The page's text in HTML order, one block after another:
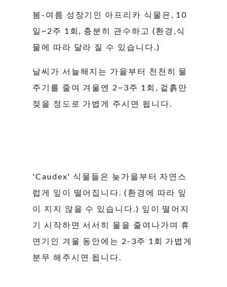
봄-여름 성장기인 아프리카 식물은, 10
일~2주 1회, 충분히 관수하고 (환경,식
물에 따라 달라 질 수 있습니다.)
날씨가 서늘해지는 가을부터 천천히 물
주기를 줄여 겨울엔 2~3주 1회, 겉흙만
젖을 정도로 가볍게 주시면 됩니다.
'Caudex' 식물들은 늦가을부터 자연스
럽게 잎이 떨어집니다. (환경에 따라 잎
이 지지 않을 수 있습니다.) 잎이 떨어지
기 시작하면 서서히 물을 줄여나가며 휴
면기인 겨울 동안에는 2-3주 1회 가볍게
분무 해주시면 됩니다.